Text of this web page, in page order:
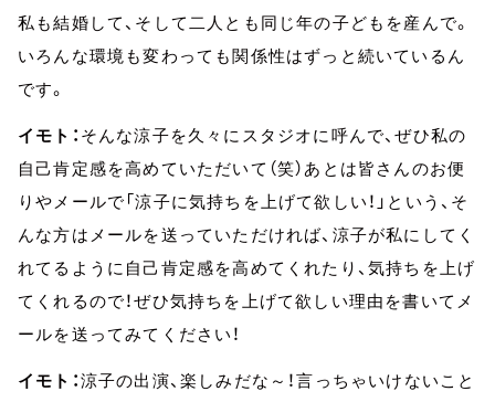
私も結婚して、そして二人とも同じ年の子どもを産んで。
いろんな環境も変わっても関係性はずっと続いているん
です。
イモト： そんな涼子を久々にスタジオに呼んで、ぜひ私の
自己肯定感を高めていただいて（笑）あとは皆さんのお便
りやメールで「涼子に気持ちを上げて欲しい！」という、そ
んな方はメールを送っていただければ、涼子が私にしてく
れてるように自己肯定感を高めてくれたり、気持ちを上げ
てくれるので！ぜひ気持ちを上げて欲しい理由を書いてメ
ールを送ってみてください！
イモト：涼子の出演、楽しみだな～！言っちゃいけないこと